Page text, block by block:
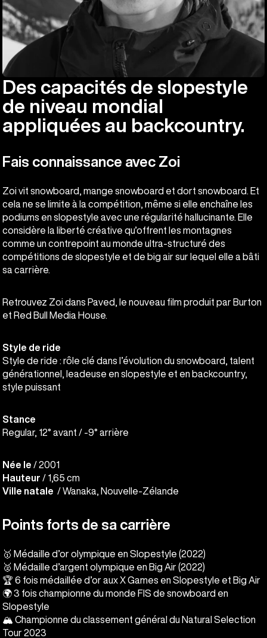
Des capacités de slopestyle
de niveau mondial
appliquées au backcountry.
Fais connaissance avec Zoi
Zoi vit snowboard, mange snowboard et dort snowboard. Et
cela ne se limite à la compétition, même si elle enchaîne les
podiums en slopestyle avec une régularité hallucinante. Elle
considère la liberté créative qu’offrent les montagnes
comme un contrepoint au monde ultra-structuré des
compétitions de slopestyle et de big air sur lequel elle a bâti
sa carrière.
Retrouvez Zoi dans Paved, le nouveau film produit par Burton
et Red Bull Media House.
Style de ride
Style de ride : rôle clé dans l’évolution du snowboard, talent
générationnel, leadeuse en slopestyle et en backcountry,
style puissant
Stance
Regular, 12° avant / -9° arrière
Née le / 2001
Hauteur / 1,65 cm
Ville natale / Wanaka, Nouvelle-Zélande
Points forts de sa carrière
🥇 Médaille d’or olympique en Slopestyle (2022)
🥈 Médaille d’argent olympique en Big Air (2022)
🏆 6 fois médaillée d’or aux X Games en Slopestyle et Big Air
🌍 3 fois championne du monde FIS de snowboard en
Slopestyle
🏔️ Championne du classement général du Natural Selection
Tour 2023